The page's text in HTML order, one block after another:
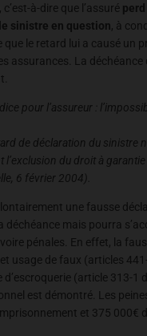
à-dire que l’assuré
sinistre en question, à
que le retard lui a causé un
assurances. La
pour l’assureur :
de déclaration du sinistre
l’exclusion du droit à garantie
6 février 2004).
une fausse
déchéance mais pourra
pénales. En effet, la
usage de faux (articles
d’escroquerie (article 313-1
est démontré. Les
et 375 000€